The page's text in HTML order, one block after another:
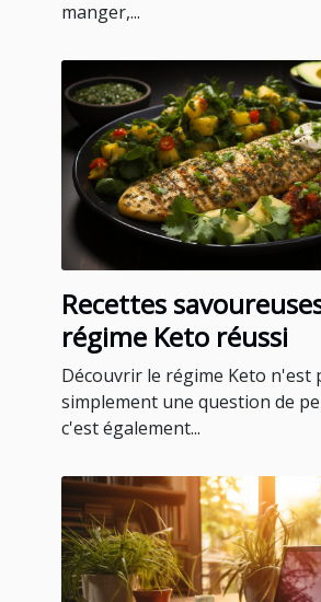
manger,...
Recettes
régime Keto réussi
Découvrir le régime Keto n'est
simplement une question de
c'est également...